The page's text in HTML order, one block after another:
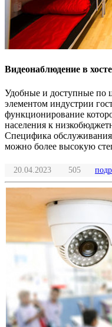
Видеонаблюдение в
Удобные и доступные по
элементом индустрии
функционирование
населения к
Специфика обслуживания
можно более высокую
20.04.2023 505